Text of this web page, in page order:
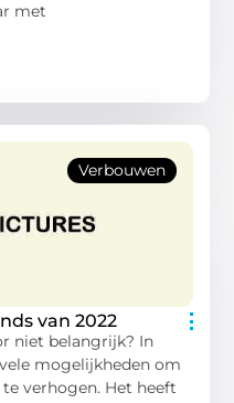
met
Verbouwen
van 2022
niet belangrijk? In
mogelijkheden om
verhogen. Het heeft